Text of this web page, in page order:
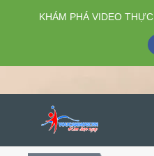
KHÁM PHÁ VIDEO